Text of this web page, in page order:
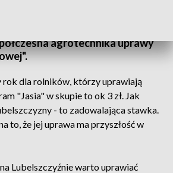
agrotechnika uprawy
rok dla rolników, którzy uprawiają
"Jasia" w skupie to ok 3 zł. Jak
- to zadowalająca stawka.
to, że jej uprawa ma przyszłość w
Lubelszczyźnie warto uprawiać